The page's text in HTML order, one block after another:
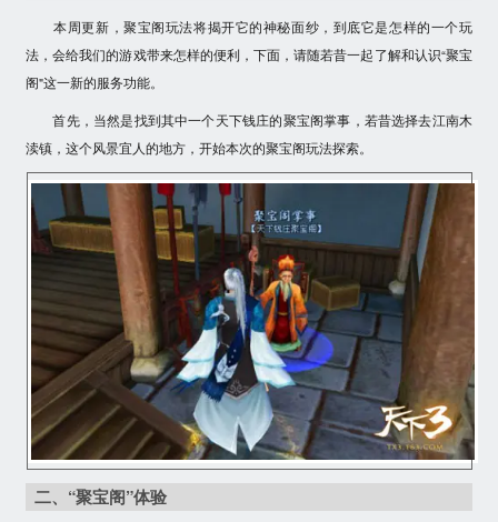
本周更新，聚宝阁玩法将揭开它的神秘面纱，到底它是怎样的一个玩
法，会给我们的游戏带来怎样的便利，下面，请随若昔一起了解和认识“聚宝
阁"这一新的服务功能。
首先，当然是找到其中一个天下钱庄的聚宝阁掌事 ，若昔选择去江南木
渎镇，这个风景宜人的地方，开始本次的聚宝阁玩法探索。
二、“聚宝阁”体验